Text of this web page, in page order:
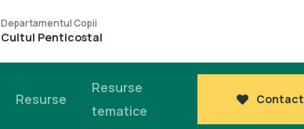
Departamentul Copii
Cultul Penticostal
Resurse
Resurse
tematice
Contact